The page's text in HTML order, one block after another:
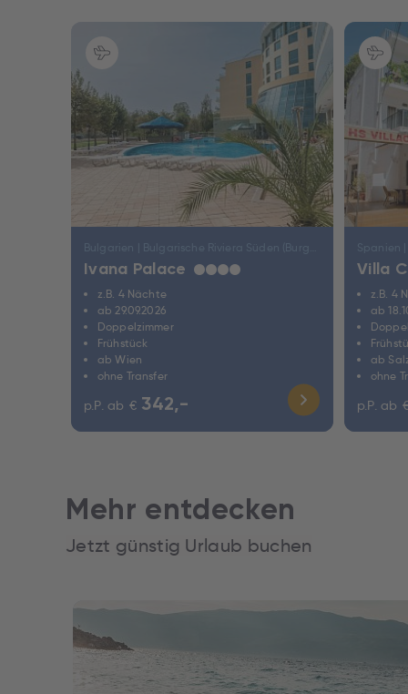
Ivana Palace ★★★★
z.B. 4 Nächte
ab 29.09.2026
Doppelzimmer
Frühstück
ab Wien
ohne Transfer
p.P. ab € 342,-
Villa
z.B. 4
ab
ab
ohne
p.P. ab
Pauschalreise
Mehr entdecken
Jetzt günstig Urlaub buchen